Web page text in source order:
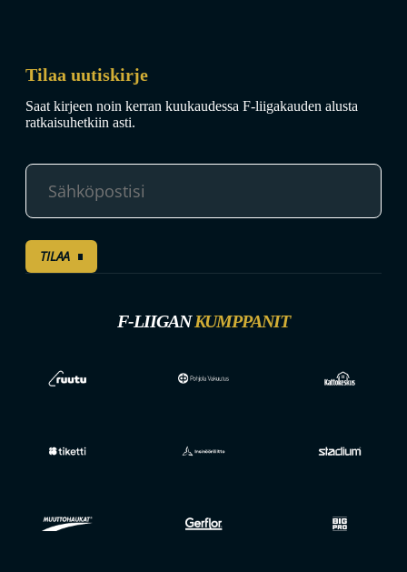
Tilaa uutiskirje
Saat kirjeen noin kerran kuukaudessa F-liigakauden alusta
ratkaisuhetkiin asti.
TILAA
F-LIIGANKUMPPANIT